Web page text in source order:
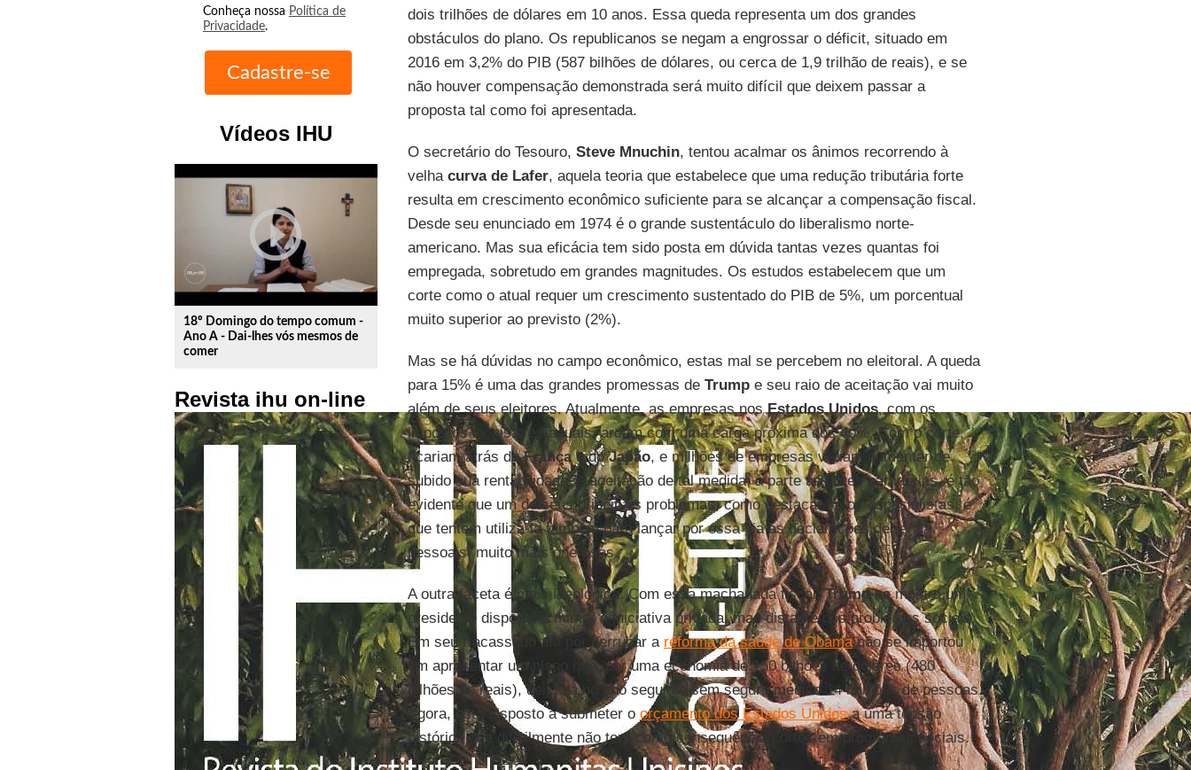
Conheça nossa Política de
Privacidade.
Vídeos IHU
play_circle_outline
18º Domingo do tempo comum -
Ano A - Dai-lhes vós mesmos de
comer
Revista ihu on-line
dois trilhões de dólares em 10 anos. Essa queda representa um dos grandes
obstáculos do plano. Os republicanos se negam a engrossar o déficit, situado em
2016 em 3,2% do PIB (587 bilhões de dólares, ou cerca de 1,9 trilhão de reais), e se
não houver compensação demonstrada será muito difícil que deixem passar a
proposta tal como foi apresentada.
O secretário do Tesouro, Steve Mnuchin, tentou acalmar os ânimos recorrendo à
velha curva de Lafer, aquela teoria que estabelece que uma redução tributária forte
resulta em crescimento econômico suficiente para se alcançar a compensação fiscal.
Desde seu enunciado em 1974 é o grande sustentáculo do liberalismo norte-
americano. Mas sua eficácia tem sido posta em dúvida tantas vezes quantas foi
empregada, sobretudo em grandes magnitudes. Os estudos estabelecem que um
corte como o atual requer um crescimento sustentado do PIB de 5%, um porcentual
muito superior ao previsto (2%).
Mas se há dúvidas no campo econômico, estas mal se percebem no eleitoral. A queda
para 15% é uma das grandes promessas de Trumpe seu raio de aceitação vai muito
além de seus eleitores. Atualmente, as empresas nosEstados Unidos, com os
impostos locais e estaduais, arcam com uma carga próxima dos 40%. Com o corte,
ficariam atrás daFrançae doJapão, e milhões de empresas veriam aumentar de
subido sua rentabilidade. A aceitação de tal medida, à parte as cores partidárias, é tão
evidente que um de seus principais problemas, como destacaram os especialistas, é
que tentem utilizá-la também para lançar por essa via as declarações de renda
pessoais, muito mais onerosas.
A outra faceta é mais ideológica. Com essa machadada fiscal,Trumpse mostra um
presidente disposto a mimar a iniciativa privada, mas distante dos problemas sociais.
Em seu fracassado afã por derrubar a reforma da saúde de Obamanão se importou
em apresentar um plano que, por uma economia de 150 bilhões de dólares (480
bilhões de reais), deixava no ano seguinte sem seguro médico 14 milhões de pessoas.
Agora, está disposto a submeter oorçamento dos Estados Unidosa uma tensão
histórica que dificilmente não terá como consequência cortes em programas sociais.